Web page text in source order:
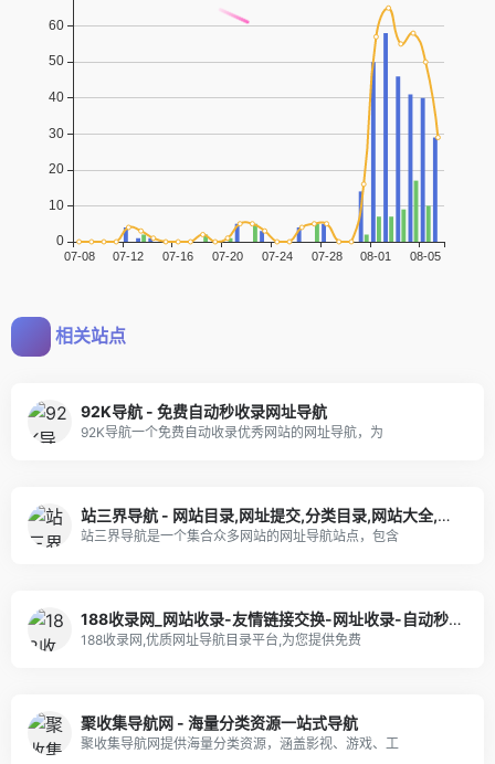
相关站点
92K导航 - 免费自动秒收录网址导航
92K导航一个免费自动收录优秀网站的网址导航，为
站三界导航 - 网站目录,网址提交,分类目录,网站大全,名站导航之家
站三界导航是一个集合众多网站的网址导航站点，包含
188收录网_网站收录-友情链接交换-网址收录-自动秒收录
188收录网,优质网址导航目录平台,为您提供免费
聚收集导航网 - 海量分类资源一站式导航
聚收集导航网提供海量分类资源，涵盖影视、游戏、工